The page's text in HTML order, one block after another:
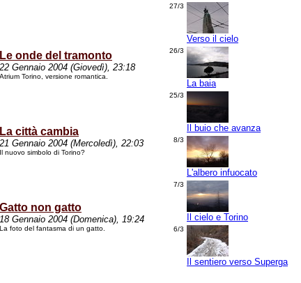
Le onde del tramonto
22 Gennaio 2004 (Giovedì), 23:18
Atrium Torino, versione romantica.
La città cambia
21 Gennaio 2004 (Mercoledì), 22:03
Il nuovo simbolo di Torino?
Gatto non gatto
18 Gennaio 2004 (Domenica), 19:24
La foto del fantasma di un gatto.
27/3
Verso il cielo
26/3
La baia
25/3
Il buio che avanza
8/3
L'albero infuocato
7/3
Il cielo e Torino
6/3
Il sentiero verso Superga